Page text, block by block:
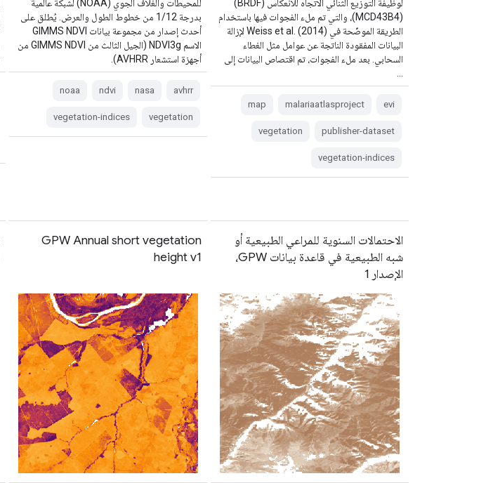
لوظيفة التوزيع الثنائي الاتجاه للانعكاس (BRDF)
(MCD43B4)، والتي تم ملء الفجوات فيها باستخدام
الطريقة الموضّحة في Weiss et al. (2014) لإزالة
البيانات المفقودة الناتجة عن عوامل مثل الغطاء
السحابي. بعد ملء الفجوات، تم اقتصاص البيانات إلى
evi
malariaatlasproject
map
publisher-dataset
vegetation
vegetation-indices
للمحيطات والغلاف الجوي (NOAA) لشبكة عالمية
بدرجة 1/12 من خطوط الطول والعرض. يُطلق على
أحدث إصدار من مجموعة بيانات GIMMS NDVI
الاسم NDVI3g (الجيل الثالث من GIMMS NDVI من
أجهزة استشعار AVHRR).
avhrr
nasa
ndvi
noaa
vegetation
vegetation-indices
الاحتمالات السنوية للمراعي الطبيعية أو
شبه الطبيعية في قاعدة بيانات GPW،
الإصدار 1
GPW Annual short vegetation
height v1